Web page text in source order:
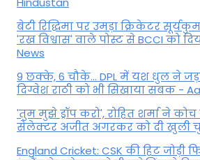
बेटी र‍िद्ध‍िमा पर उमड़ा क्रिकेटर
'रख विश्वास' वाले पोस्ट से BCCI को
News
9 छक्के, 6 चौके... DPL में यश धुल ने
द‍िग्वेश राठी को भी स‍िखाया सबक -
'तुम मुझे ड्रॉप करो', रोहित शर्मा ने
सेलेक्टर अजीत अगरकर को दी खुली
England Cricket: CSK की हिट जोड़ी